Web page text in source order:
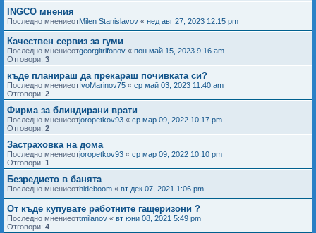
INGCO мнения
Последно мнениеотMilen Stanislavov « нед авг 27, 2023 12:15 pm
Качествен сервиз за гуми
Последно мнениеотgeorgitrifonov « пон май 15, 2023 9:16 am
Отговори: 3
къде планираш да прекараш почивката си?
Последно мнениеотIvoMarinov75 « ср май 03, 2023 11:40 am
Отговори: 2
Фирма за блиндирани врати
Последно мнениеотjoropetkov93 « ср мар 09, 2022 10:17 pm
Отговори: 2
Застраховка на дома
Последно мнениеотjoropetkov93 « ср мар 09, 2022 10:10 pm
Отговори: 1
Безредието в банята
Последно мнениеотhideboom « вт дек 07, 2021 1:06 pm
От къде купувате работните гащеризони ?
Последно мнениеотtmilanov « вт юни 08, 2021 5:49 pm
Отговори: 4